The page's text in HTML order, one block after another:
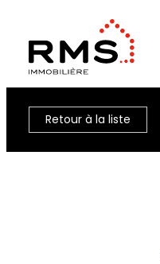
Retour à la liste